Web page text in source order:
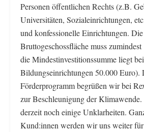
Personen öffentlichen Rechts (z.B.
Universitäten, Sozialeinrichtungen,
und konfessionelle Einrichtungen. Die
Bruttogeschossfläche muss
die Mindestinvestitionssumme liegt
Bildungseinrichtungen 50.000 Euro).
Förderprogramm begrüßen wir bei
zur Beschleunigung der
derzeit noch einige Unklarheiten.
Kund:innen werden wir uns weiter